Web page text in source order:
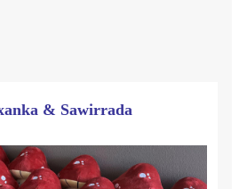
& Sawirrada